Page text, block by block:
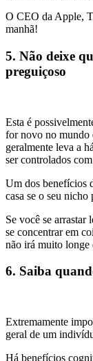
O CEO da Apple,
manhã!
5. Não deixe
preguiçoso
Esta é
for novo no mundo
geralmente leva a
ser controlados
Um dos benefícios
casa se o seu
Se você se arrastar
se concentrar em
não irá muito longe
6. Saiba
Extremamente
geral de um
Há benefícios